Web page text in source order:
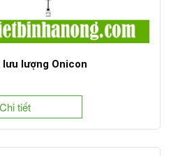
lượng Onicon
Chi tiết